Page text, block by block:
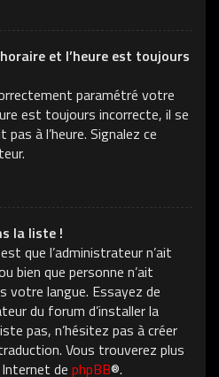
et l’heure est toujours
paramétré votre
est toujours incorrecte, il se
à l’heure. Signalez ce
la liste !
que l’administrateur n’ait
bien que personne n’ait
votre langue. Essayez de
du forum d’installer la
pas, n’hésitez pas à créer
Vous trouverez plus
de phpBB®.